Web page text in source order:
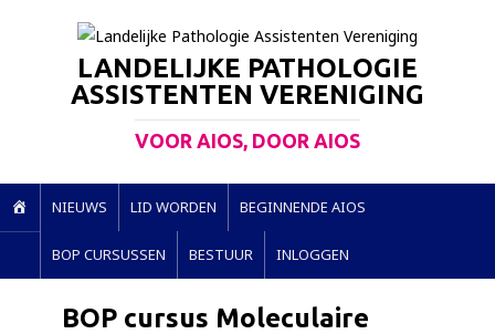
LANDELIJKE PATHOLOGIE
ASSISTENTEN VERENIGING
VOOR AIOS, DOOR AIOS
O
E
NIEUWS LID WORDEN BEGINNENDE AIOS
BOP CURSUSSEN BESTUUR INLOGGEN
BOP cursus Moleculaire